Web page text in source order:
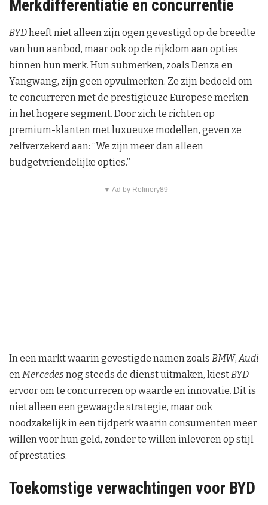
Merkdifferentiatie en concurrentie
BYDheeft niet alleen zijn ogen gevestigd op de breedte
van hun aanbod, maar ook op de rijkdom aan opties
binnen hun merk. Hun submerken, zoals Denza en
Yangwang, zijn geen opvulmerken. Ze zijn bedoeld om
te concurreren met de prestigieuze Europese merken
in het hogere segment. Door zich te richten op
premium-klanten met luxueuze modellen, geven ze
zelfverzekerd aan: “We zijn meer dan alleen
budgetvriendelijke opties.”
▼ Ad by Refinery89
In een markt waarin gevestigde namen zoals BMW,Audi
enMercedes nog steeds de dienst uitmaken, kiestBYD
ervoor om te concurreren op waarde en innovatie. Dit is
niet alleen een gewaagde strategie, maar ook
noodzakelijk in een tijdperk waarin consumenten meer
willen voor hun geld, zonder te willen inleveren op stijl
of prestaties.
Toekomstige verwachtingen voor BYD